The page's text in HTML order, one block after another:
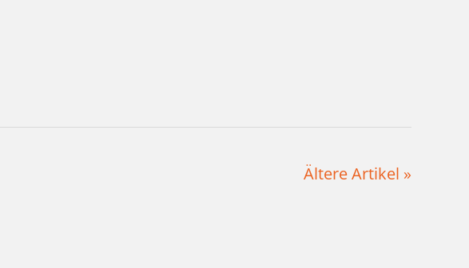
Ältere Artikel »